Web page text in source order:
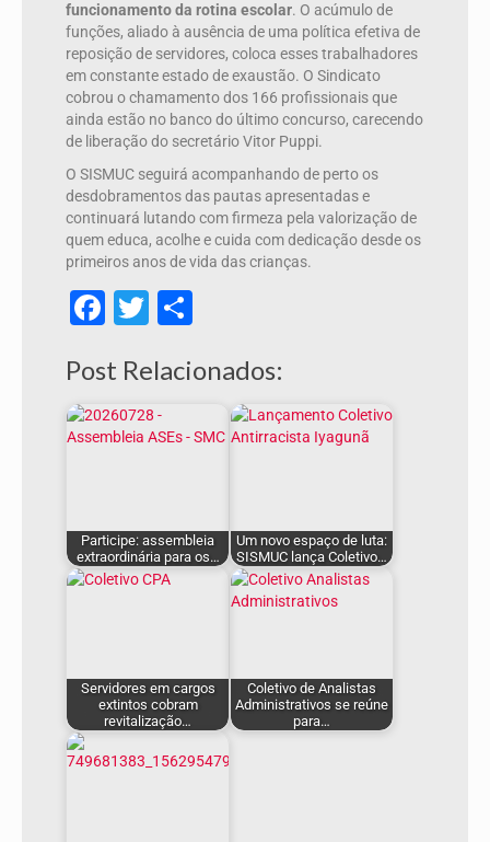
funcionamento da rotina escolar. O acúmulo de
funções, aliado à ausência de uma política efetiva de
reposição de servidores, coloca esses trabalhadores
em constante estado de exaustão. O Sindicato
cobrou o chamamento dos 166 profissionais que
ainda estão no banco do último concurso, carecendo
de liberação do secretário Vitor Puppi.
O SISMUC seguirá acompanhando de perto os
desdobramentos das pautas apresentadas e
continuará lutando com firmeza pela valorização de
quem educa, acolhe e cuida com dedicação desde os
primeiros anos de vida das crianças.
Facebook
Twitter
Post Relacionados:
Participe: assembleia
extraordinária para os…
Um novo espaço de luta:
SISMUC lança Coletivo…
Servidores em cargos
extintos cobram
revitalização…
Coletivo de Analistas
Administrativos se reúne
para…